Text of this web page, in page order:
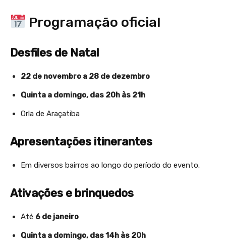
Programação oficial
Desfiles de Natal
22 de novembro a 28 de dezembro
Quinta a domingo, das 20h às 21h
Orla de Araçatiba
Apresentações itinerantes
Em diversos bairros ao longo do período do evento.
Ativações e brinquedos
Até 6 de janeiro
Quinta a domingo, das 14h às 20h